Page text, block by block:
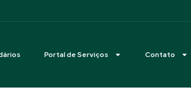
Portal de Serviços Contato